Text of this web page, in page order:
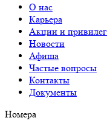
О нас
Карьера
Акции и
Новости
Афиша
Частые вопросы
Контакты
Документы
Номера